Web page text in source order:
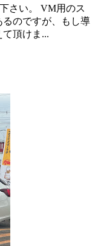
さい。 VM用のス
るのですが、もし導
頂けま...